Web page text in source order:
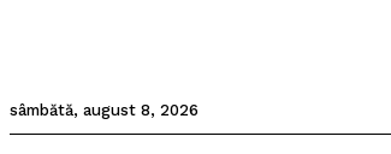
sâmbătă, august 8, 2026